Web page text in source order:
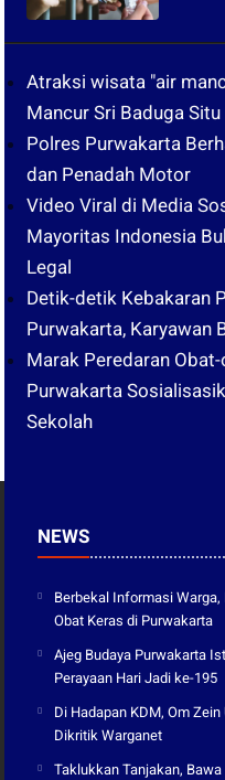
Atraksi wisata "air
Mancur Sri Baduga
Polres Purwakarta
dan Penadah Motor
Video Viral di Media
Mayoritas Indonesia
Legal
Detik-detik Kebakaran
Purwakarta, Karyawan
Marak Peredaran
Purwakarta
Sekolah
NEWS
Berbekal Informasi
Obat Keras di Purwakarta
Ajeg Budaya Purwakarta
Perayaan Hari Jadi ke-195
Di Hadapan KDM, Om
Dikritik Warganet
Taklukkan Tanjakan,